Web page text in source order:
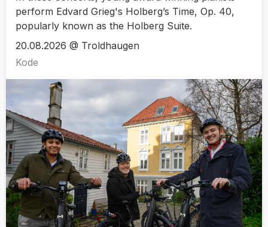
perform Edvard Grieg's Holberg’s Time, Op. 40,
popularly known as the Holberg Suite.
20.08.2026 @ Troldhaugen
Kode